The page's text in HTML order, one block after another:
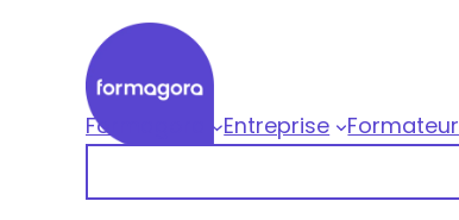
contenu
Formagora
Formagora Entreprise Formateur